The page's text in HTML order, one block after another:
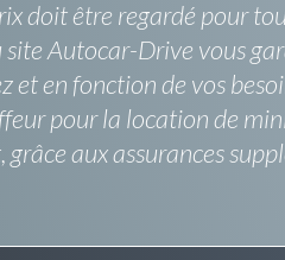
doit être regardé pour
Autocar-Drive vous
en fonction de vos
pour la location de
aux assurances